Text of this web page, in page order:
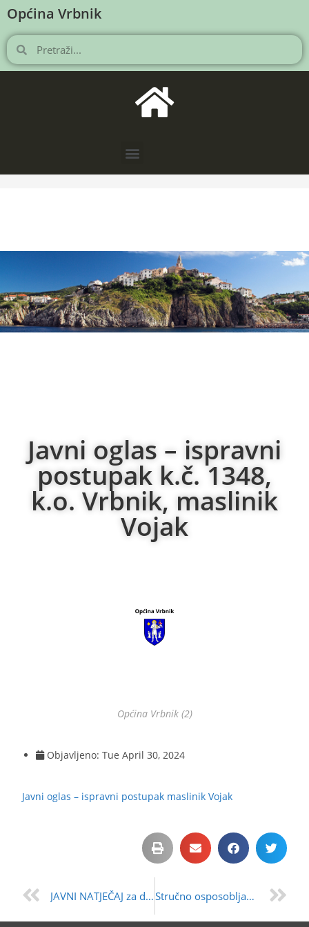
Općina Vrbnik
Javni oglas – ispravni
postupak k.č. 1348,
k.o. Vrbnik, maslinik
Vojak
Općina Vrbnik (2)
Objavljeno:Tue April 30, 2024
Javni oglas – ispravni postupak maslinik Vojak
JAVNI NATJEČAJ za dodjelu dozvola na pomorskom dobru na području Općine Vrbnik Stručno osposobljavanje za poljoprivrednike – poduzetništvo žena u ruralnom području